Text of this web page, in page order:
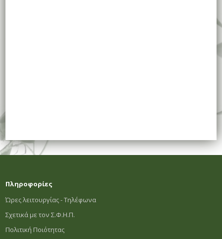
Πληροφορίες
Ώρες λειτουργίας - Τηλέφωνα
Σχετικά με τον Σ.Φ.Η.Π.
Πολιτική Ποιότητας